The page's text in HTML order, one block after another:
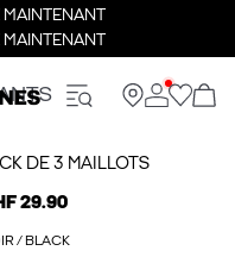
DE 3 MAILLOTS
29.90
/ BLACK